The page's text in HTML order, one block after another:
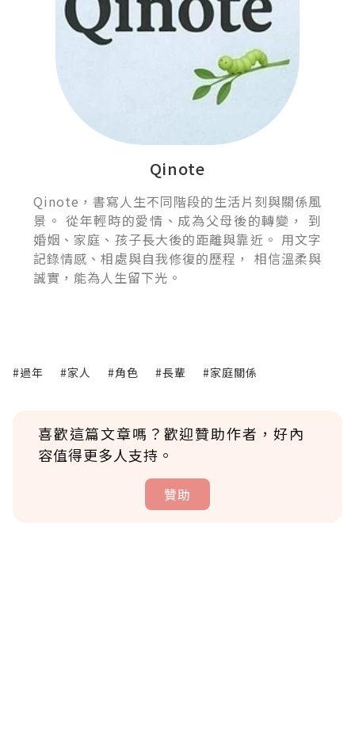
Qinote
Qinote，書寫人生不同階段的生活片刻與關係風
景。 從年輕時的愛情、成為父母後的轉變， 到
婚姻、家庭、孩子長大後的距離與靠近。 用文字
記錄情感、相處與自我修復的歷程， 相信溫柔與
誠實，能為人生留下光。
#過年 #家人 #角色 #長輩 #家庭關係
喜歡這篇文章嗎？歡迎贊助作者，好內
容值得更多人支持。
贊助